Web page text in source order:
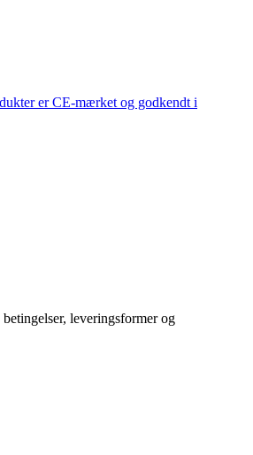
er CE-mærket og godkendt i
leveringsformer og